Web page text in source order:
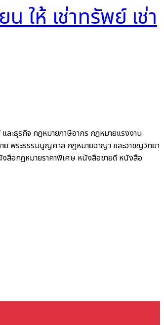
ให้ เช่าทรัพย์ เช่า
ละธุรกิจ กฎหมายภาษีอากร กฎหมายแรงงาน
ย พระธรรมนูญศาล กฎหมายอาญา และอาชญวิทยา
สือกฎหมายราคาพิเศษ หนังสือขายดี หนังสือ